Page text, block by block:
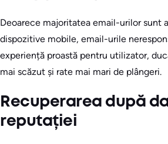
Deoarece majoritatea email-urilor sunt
dispozitive mobile, email-urile
experiență proastă pentru utilizator,
mai scăzut și rate mai mari de plângeri.
Recuperarea după
reputației